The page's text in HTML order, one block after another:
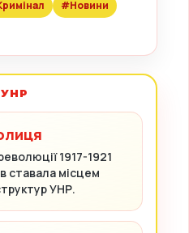
#Новини
1917-1921
ставала місцем
УНР.